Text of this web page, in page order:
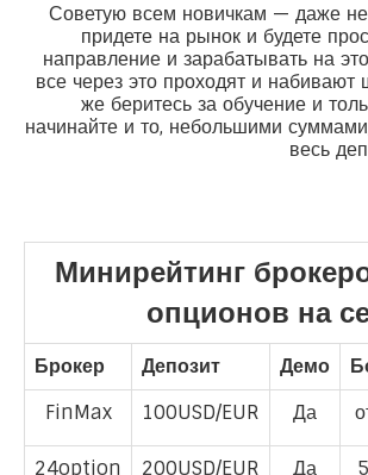
Советую всем новичкам — даже не
придете на рынок и будете
направление и зарабатывать на
все через это проходят и
же беритесь за обучение и
начинайте и то, небольшими
весь
Минирейтинг
опционов на
Брокер Депозит Демо
FinMax
100USD/EUR Да
24option 200USD/EUR Да